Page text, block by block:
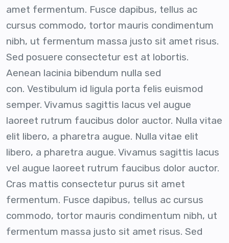
amet fermentum. Fusce dapibus, tellus ac
cursus commodo, tortor mauris condimentum
nibh, ut fermentum massa justo sit amet risus.
Sed posuere consectetur est at lobortis.
Aenean lacinia bibendum nulla sed
con. Vestibulum id ligula porta felis euismod
semper. Vivamus sagittis lacus vel augue
laoreet rutrum faucibus dolor auctor. Nulla vitae
elit libero, a pharetra augue. Nulla vitae elit
libero, a pharetra augue. Vivamus sagittis lacus
vel augue laoreet rutrum faucibus dolor auctor.
Cras mattis consectetur purus sit amet
fermentum. Fusce dapibus, tellus ac cursus
commodo, tortor mauris condimentum nibh, ut
fermentum massa justo sit amet risus. Sed